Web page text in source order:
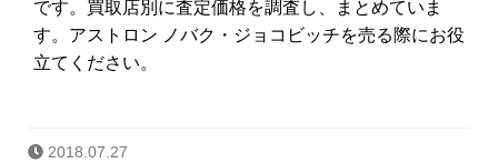
です。買取店別に査定価格を調査し、まとめていま
す。アストロン ノバク・ジョコビッチを売る際にお役
立てください。
2018.07.27